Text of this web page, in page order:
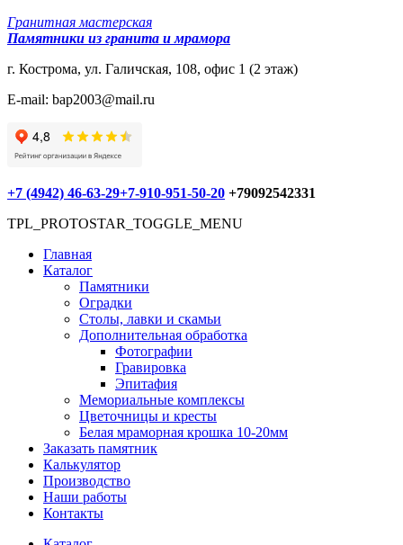
Гранитная мастерская
Памятники из гранита и мрамора
г. Кострома, ул. Галичская, 108, офис 1 (2 этаж)
E-mail: bap2003@mail.ru
+7 (4942) 46-63-29+7-910-951-50-20 +79092542331
TPL_PROTOSTAR_TOGGLE_MENU
Главная
Каталог
Памятники
Оградки
Столы, лавки и скамьи
Дополнительная обработка
Фотографии
Гравировка
Эпитафия
Мемориальные комплексы
Цветочницы и кресты
Белая мраморная крошка 10-20мм
Заказать памятник
Калькулятор
Производство
Наши работы
Контакты